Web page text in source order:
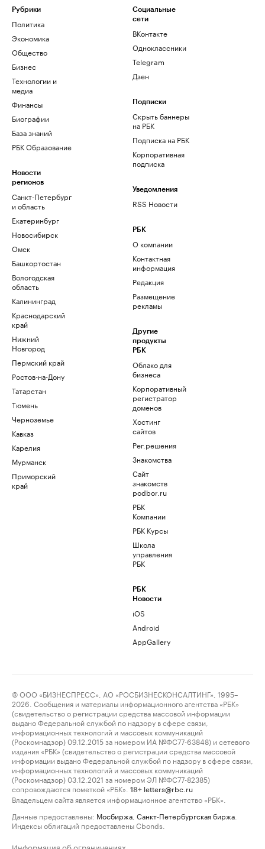
Рубрики
Политика
Экономика
Общество
Бизнес
Технологии и
медиа
Финансы
Биографии
База знаний
РБК Образование
Новости
регионов
Санкт-Петербург
и область
Екатеринбург
Новосибирск
Омск
Башкортостан
Вологодская
область
Калининград
Краснодарский
край
Нижний
Новгород
Пермский край
Ростов-на-Дону
Татарстан
Тюмень
Черноземье
Кавказ
Карелия
Мурманск
Приморский
край
Социальные
сети
ВКонтакте
Одноклассники
Telegram
Дзен
Подписки
Скрыть баннеры
на РБК
Подписка на РБК
Корпоративная
подписка
Уведомления
RSS Новости
РБК
О компании
Контактная
информация
Редакция
Размещение
рекламы
Другие
продукты
РБК
Облако для
бизнеса
Корпоративный
регистратор
доменов
Хостинг
сайтов
Рег.решения
Знакомства
Сайт
знакомств
podbor.ru
РБК
Компании
РБК Курсы
Школа
управления
РБК
РБК
Новости
iOS
Android
AppGallery
© ООО «БИЗНЕСПРЕСС», АО «РОСБИЗНЕСКОНСАЛТИНГ», 1995–
2026. Сообщения и материалы информационного агентства «РБК»
(свидетельство о регистрации средства массовой информации
выдано Федеральной службой по надзору в сфере связи,
информационных технологий и массовых коммуникаций
(Роскомнадзор) 09.12.2015 за номером ИА №ФС77-63848) и сетевого
издания «РБК» (свидетельство о регистрации средства массовой
информации выдано Федеральной службой по надзору в сфере связи,
информационных технологий и массовых коммуникаций
(Роскомнадзор) 03.12.2021 за номером ЭЛ №ФС77-82385)
сопровождаются пометкой «РБК».
18+ letters@rbc.ru
Владельцем сайта является информационное агентство «РБК».
Данные предоставлены: Мосбиржа Санкт-Петербургская биржа
Индексы облигаций предоставлены Cbonds.
Информация об ограничениях